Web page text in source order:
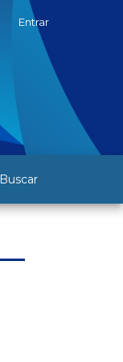
Buscar
Entrar